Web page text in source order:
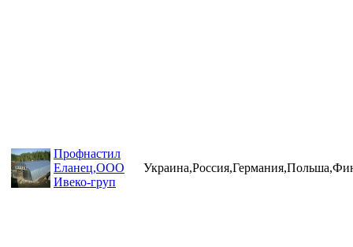
Профнастил
Еланец,ООО
Ивеко-груп